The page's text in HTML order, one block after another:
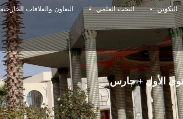
التكوين البحث العلمي التعاون والعلاقات الخارجية
الأول + حارس